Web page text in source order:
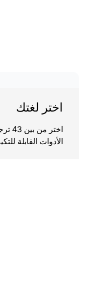
اختر لغتك
الأدوات القابلة